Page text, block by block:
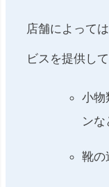
店舗によって
ビスを提供し
小物
ンな
靴の